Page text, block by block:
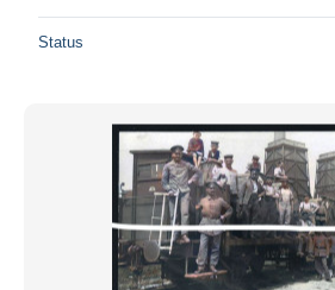
Status